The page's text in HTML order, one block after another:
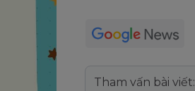
Tham vấn bài viết: